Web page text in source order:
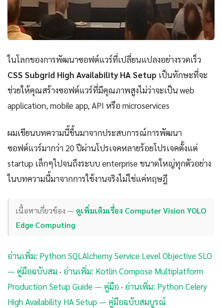
ในโลกของการพัฒนาซอฟต์แวร์ที่เปลี่ยนแปลงอย่างรวดเร็ว
CSS Subgrid High Availability HA Setup เป็นทักษะที่จะ
ช่วยให้คุณสร้างซอฟต์แวร์ที่มีคุณภาพสูงไม่ว่าจะเป็น web
application, mobile app, API หรือ microservices
ผมเขียนบทความนี้ขึ้นมาจากประสบการณ์การพัฒนา
ซอฟต์แวร์มากว่า 20 ปีผ่านโปรเจคหลายร้อยโปรเจคตั้งแต่
startup เล็กๆไปจนถึงระบบ enterprise ขนาดใหญ่ทุกตัวอย่าง
ในบทความนี้มาจากการใช้งานจริงไม่ใช่แค่ทฤษฎี
เนื้อหาเกี่ยวข้อง — ดูเพิ่มเติมเรื่อง Computer Vision YOLO
Edge Computing
อ่านเพิ่ม: Python SQLAlchemy Service Level Objective SLO
— คู่มือฉบับสม · อ่านเพิ่ม: Kotlin Compose Multiplatform
Production Setup Guide — คู่มือ · อ่านเพิ่ม: Python Celery
High Availability HA Setup — คู่มือฉบับสมบูรณ์